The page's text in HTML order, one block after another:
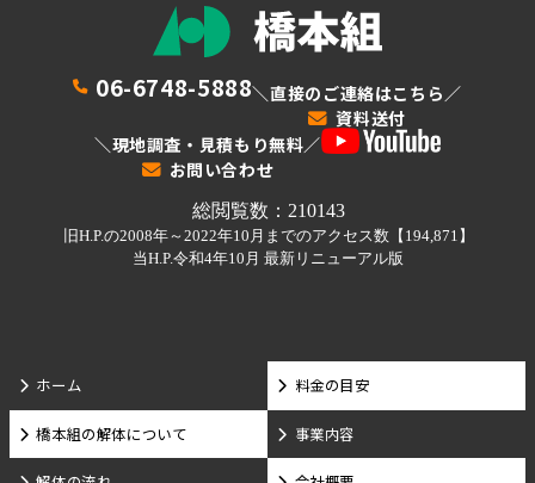
06-6748-5888＼直接のご連絡はこちら／
資料送付
＼現地調査・見積もり無料／
お問い合わせ
ホーム 料金の目安
橋本組の解体について 事業内容